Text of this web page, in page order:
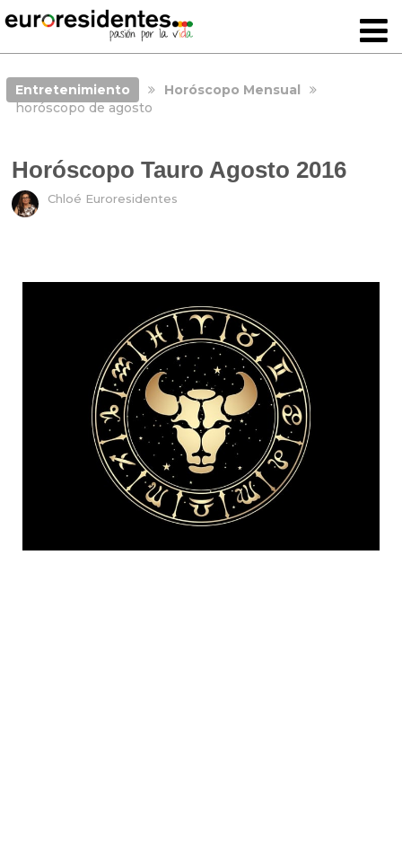
Entretenimiento
Horóscopo Mensual
horóscopo de agosto
Horóscopo Tauro Agosto 2016
Chloé Euroresidentes